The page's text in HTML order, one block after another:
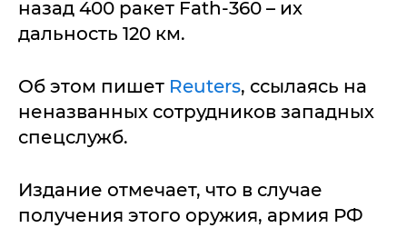
назад 400 ракет Fath-360 – их
дальность 120 км.
Об этом пишет Reuters, ссылаясь на
неназванных сотрудников западных
спецслужб.
Издание отмечает, что в случае
получения этого оружия, армия РФ